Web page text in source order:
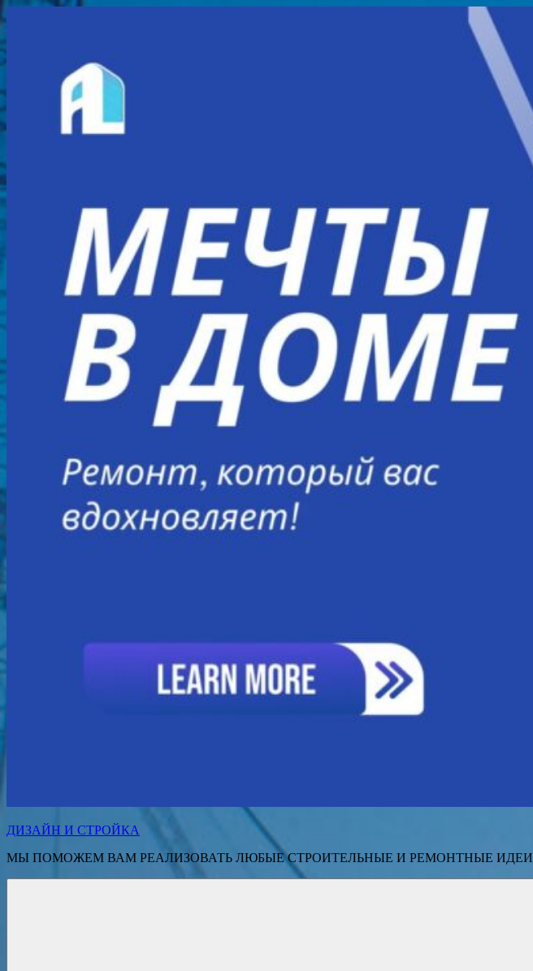
к
содержимому
ДИЗАЙН И СТРОЙКА
МЫ ПОМОЖЕМ ВАМ РЕАЛИЗОВАТЬ ЛЮБЫЕ СТРОИТЕЛЬНЫЕ И РЕМОНТНЫЕ ИДЕИ